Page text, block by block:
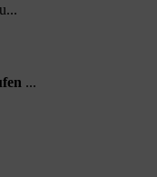
...